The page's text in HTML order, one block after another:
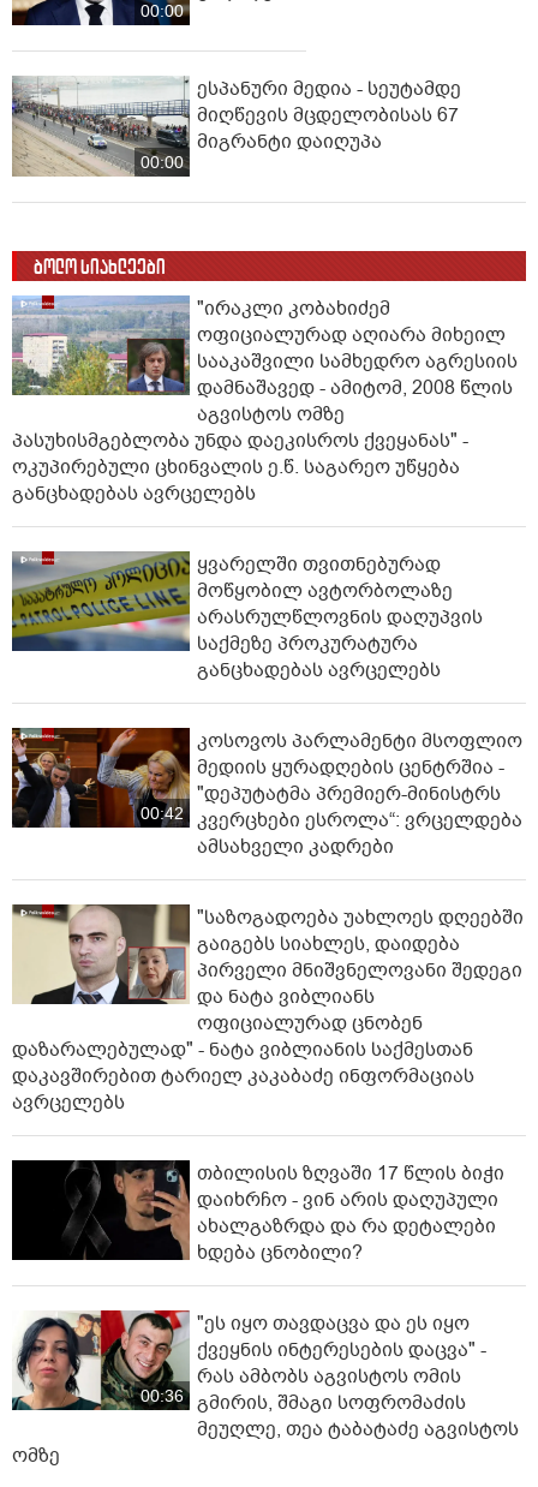
00:00
00:00
ესპანური მედია - სეუტამდე
მიღწევის მცდელობისას 67
მიგრანტი დაიღუპა
ბოლო სიახლეები
"ირაკლი კობახიძემ
ოფიციალურად აღიარა მიხეილ
სააკაშვილი სამხედრო აგრესიის
დამნაშავედ - ამიტომ, 2008 წლის
აგვისტოს ომზე
პასუხისმგებლობა უნდა დაეკისროს ქვეყანას" -
ოკუპირებული ცხინვალის ე.წ. საგარეო უწყება
განცხადებას ავრცელებს
ყვარელში თვითნებურად
მოწყობილ ავტორბოლაზე
არასრულწლოვნის დაღუპვის
საქმეზე პროკურატურა
განცხადებას ავრცელებს
00:42
კოსოვოს პარლამენტი მსოფლიო
მედიის ყურადღების ცენტრშია -
"დეპუტატმა პრემიერ-მინისტრს
კვერცხები ესროლა“: ვრცელდება
ამსახველი კადრები
"საზოგადოება უახლოეს დღეებში
გაიგებს სიახლეს, დაიდება
პირველი მნიშვნელოვანი შედეგი
და ნატა ვიბლიანს
ოფიციალურად ცნობენ
დაზარალებულად" - ნატა ვიბლიანის საქმესთან
დაკავშირებით ტარიელ კაკაბაძე ინფორმაციას
ავრცელებს
თბილისის ზღვაში 17 წლის ბიჭი
დაიხრჩო - ვინ არის დაღუპული
ახალგაზრდა და რა დეტალები
ხდება ცნობილი?
00:36
"ეს იყო თავდაცვა და ეს იყო
ქვეყნის ინტერესების დაცვა" -
რას ამბობს აგვისტოს ომის
გმირის, შმაგი სოფრომაძის
მეუღლე, თეა ტაბატაძე აგვისტოს
ომზე